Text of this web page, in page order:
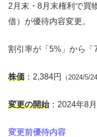
2月末・8月末権利で買
借）が優待内容変更。
割引率が「5%」から「
株価 ：2,384円 （2024/5/
変更の開始：2024年8
変更前優待内容